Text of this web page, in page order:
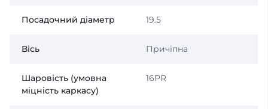
Посадочний діаметр 19.5
Вісь Причіпна
Шаровість (умовна
міцність каркасу)
16PR